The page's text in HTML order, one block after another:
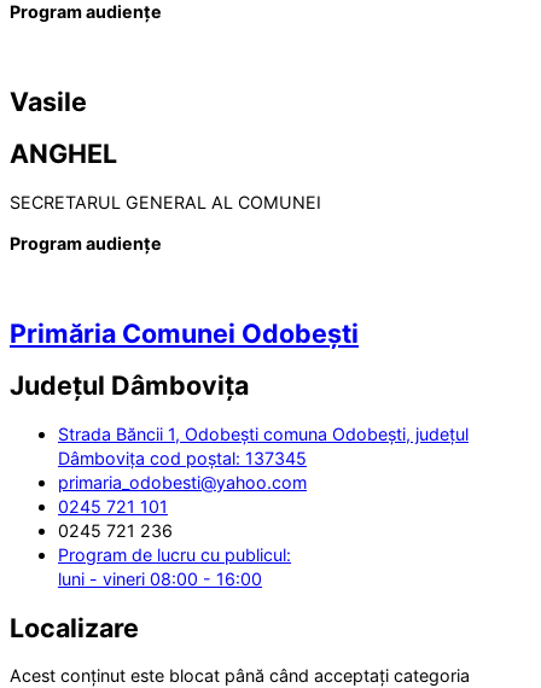
Program audiențe
Vasile
ANGHEL
SECRETARUL GENERAL AL COMUNEI
Program audiențe
Primăria Comunei Odobești
Județul Dâmbovița
Strada Băncii 1, Odobești comuna Odobești, județul
Dâmbovița cod poștal: 137345
primaria_odobesti@yahoo.com
0245 721 101
0245 721 236
Program de lucru cu publicul:
luni - vineri 08:00 - 16:00
Localizare
Acest conținut este blocat până când acceptați categoria